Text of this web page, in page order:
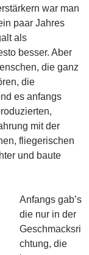
war man
paar Jahres
als
besser. Aber
die ganz
die
es anfangs
mit der
fliegerischen
und baute
Anfangs gab’s
die nur in der
Geschmacksri
chtung, die